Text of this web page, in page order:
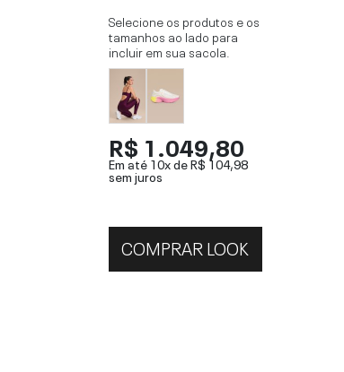
Selecione os produtos e os
tamanhos ao lado para
incluir em sua sacola.
R$ 1.049,80
Em até 10x deR$ 104,98
sem juros
COMPRAR LOOK